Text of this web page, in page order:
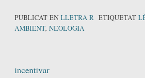
PUBLICAT EN LLETRA R ETIQUETAT
AMBIENT, NEOLOGIA
Navegació
incentivar